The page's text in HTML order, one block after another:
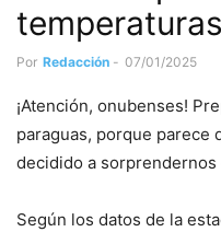
Por Redacción - 07/01/2025
¡Atención, onubenses!
paraguas, porque parece
decidido a sorprendernos
Según los datos de la